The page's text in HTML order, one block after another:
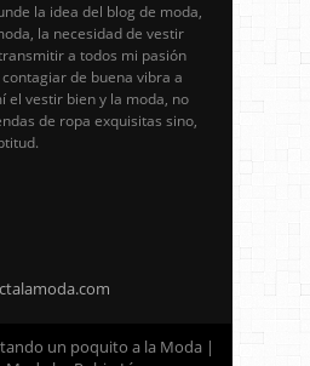
la idea del blog de moda,
la necesidad de vestir
a todos mi pasión
de buena vibra a
el vestir bien y la moda, no
de ropa exquisitas sino,
un poquito a la Moda |